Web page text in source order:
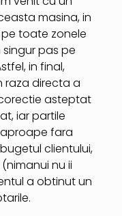
masina, in
toate zonele
pas pe
in final,
raza directa a
asteptat
iar partile
fara
clientului,
nu ii
a obtinut un